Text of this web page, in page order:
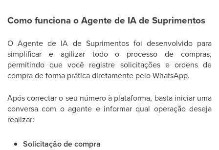
Como funciona o Agente de IA de Suprimentos
O Agente de IA de Suprimentos foi desenvolvido para
simplificar e agilizar todo o processo de compras,
permitindo que você registre solicitações e ordens de
compra de forma prática diretamente pelo WhatsApp.
Após conectar o seu número à plataforma, basta iniciar uma
conversa com o agente e informar qual operação deseja
realizar:
Solicitação de compra